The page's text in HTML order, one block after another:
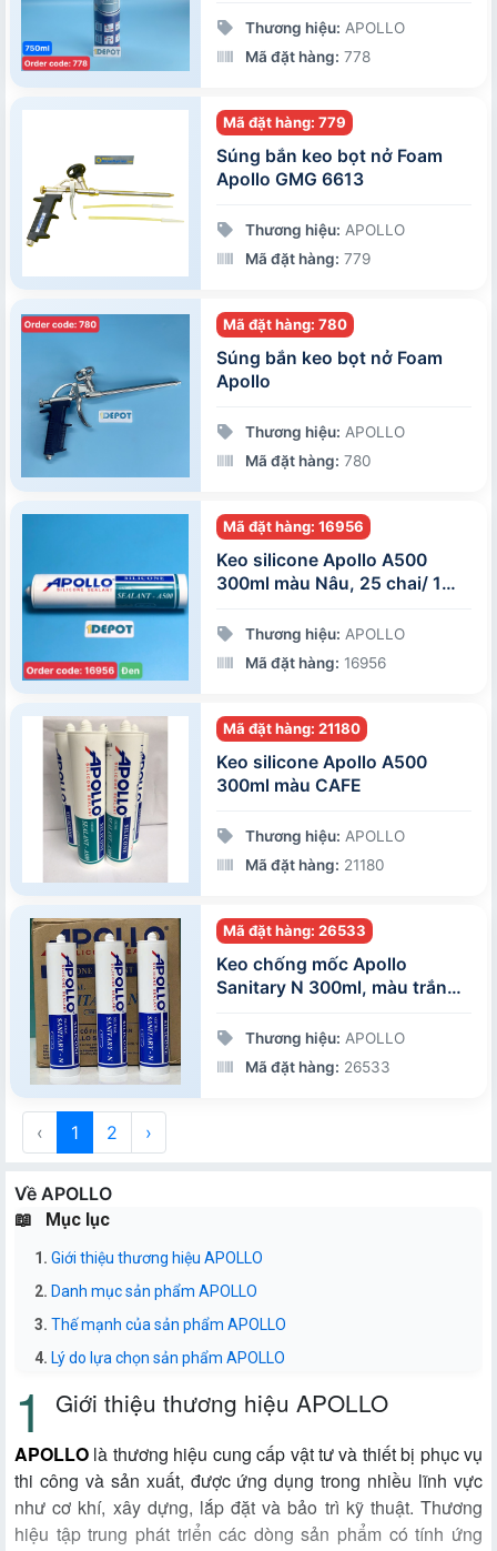
Thương hiệu: APOLLO
Mã đặt hàng: 778
Mã đặt hàng: 779
Súng bắn keo bọt nở Foam
Apollo GMG 6613
Thương hiệu: APOLLO
Mã đặt hàng: 779
Mã đặt hàng: 780
Súng bắn keo bọt nở Foam
Apollo
Thương hiệu: APOLLO
Mã đặt hàng: 780
Mã đặt hàng: 16956
Keo silicone Apollo A500
300ml màu Nâu, 25 chai/ 1
Thương hiệu: APOLLO
Mã đặt hàng: 16956
Mã đặt hàng: 21180
Keo silicone Apollo A500
300ml màu CAFE
Thương hiệu: APOLLO
Mã đặt hàng: 21180
Mã đặt hàng: 26533
Keo chống mốc Apollo
Sanitary N 300ml, màu trắng
Thương hiệu: APOLLO
Mã đặt hàng: 26533
‹ 1 2 ›
Về APOLLO
Mục lục
Giới thiệu thương hiệu APOLLO
Danh mục sản phẩm APOLLO
Thế mạnh của sản phẩm APOLLO
Lý do lựa chọn sản phẩm APOLLO
Giới thiệu thương hiệu APOLLO
APOLLO là thương hiệu cung cấp vật tư và thiết bị phục vụ
thi công và sản xuất, được ứng dụng trong nhiều lĩnh vực
như cơ khí, xây dựng, lắp đặt và bảo trì kỹ thuật. Thương
hiệu tập trung phát triển các dòng sản phẩm có tính ứng